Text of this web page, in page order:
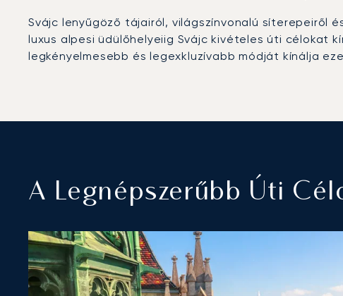
Svájc lenyűgöző tájairól, világszínvonalú síterepeiről
luxus alpesi üdülőhelyeiig Svájc kivételes úti célokat
legkényelmesebb és legexkluzívabb módját kínálja
A Legnépszerűbb Úti